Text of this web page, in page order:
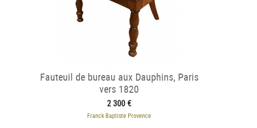
Fauteuil de bureau aux Dauphins, Paris
vers 1820
2 300 €
Franck Baptiste Provence